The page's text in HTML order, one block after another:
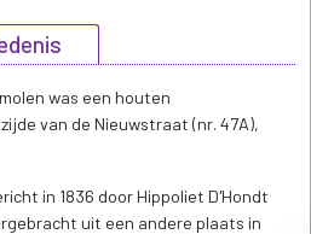
was een houten
van de Nieuwstraat (nr. 47A),
in 1836 door Hippoliet D'Hondt
uit een andere plaats in